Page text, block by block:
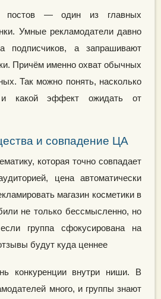
постов — один из главных
Умные рекламодатели давно
подписчиков, а запрашивают
Причём именно охват обычных
Так можно понять, насколько
и какой эффект ожидать от
и совпадение ЦА
которая точно совпадает
цена автоматически
магазин косметики в
не только бессмысленно, но
группа сфокусирована на
будут куда ценнее
конкуренции внутри ниши. В
много, и группы знают